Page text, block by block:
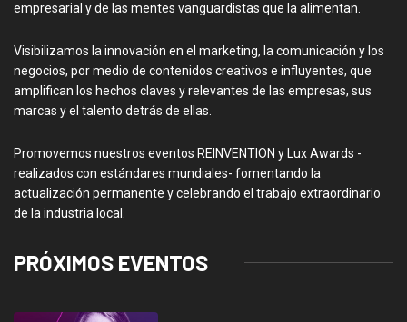
empresarial y de las mentes vanguardistas que la alimentan.
Visibilizamos la innovación en el marketing, la comunicación y los
negocios, por medio de contenidos creativos e influyentes, que
amplifican los hechos claves y relevantes de las empresas, sus
marcas y el talento detrás de ellas.
Promovemos nuestros eventos REINVENTION y Lux Awards -
realizados con estándares mundiales- fomentando la
actualización permanente y celebrando el trabajo extraordinario
de la industria local.
PRÓXIMOS EVENTOS